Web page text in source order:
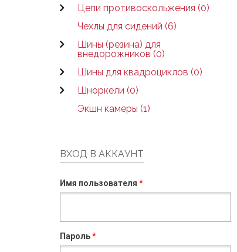
Цепи противоскольжения (0)
Чехлы для сидений (6)
Шины (резина) для
внедорожников (0)
Шины для квадроциклов (0)
Шноркели (0)
Экшн камеры (1)
ВХОД В АККАУНТ
Имя пользователя *
Пароль*